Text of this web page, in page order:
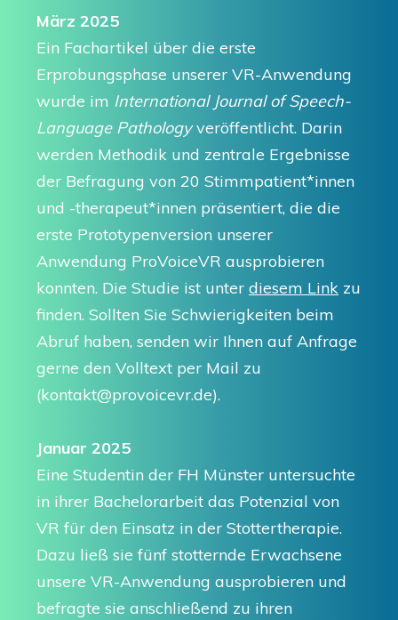
März 2025
Ein Fachartikel über die erste
Erprobungsphase unserer VR-Anwendung
wurde im International Journal of Speech-
Language Pathologyveröffentlicht. Darin
werden Methodik und zentrale Ergebnisse
der Befragung von 20 Stimmpatient*innen
und -therapeut*innen präsentiert, die die
erste Prototypenversion unserer
Anwendung ProVoiceVR ausprobieren
konnten. Die Studie ist unter diesem Link zu
finden. Sollten Sie Schwierigkeiten beim
Abruf haben, senden wir Ihnen auf Anfrage
gerne den Volltext per Mail zu
(kontakt@provoicevr.de).
Januar 2025
Eine Studentin der FH Münster untersuchte
in ihrer Bachelorarbeit das Potenzial von
VR für den Einsatz in der Stottertherapie.
Dazu ließ sie fünf stotternde Erwachsene
unsere VR-Anwendung ausprobieren und
befragte sie anschließend zu ihren